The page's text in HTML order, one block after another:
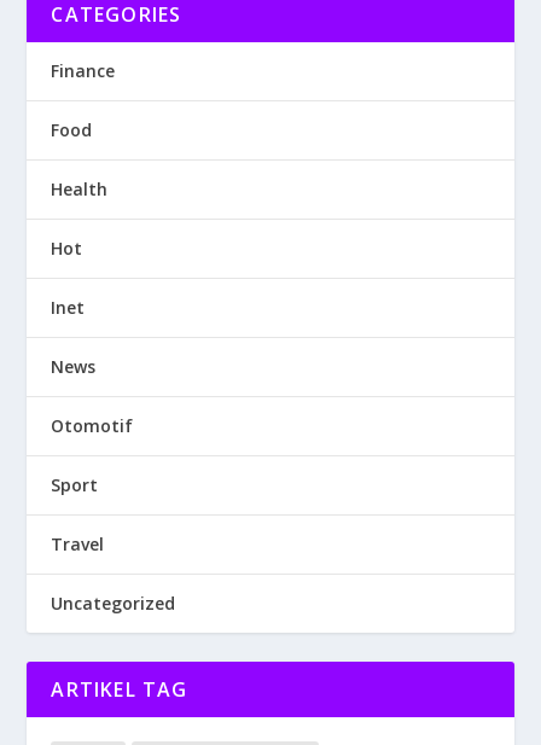
CATEGORIES
Finance
Food
Health
Hot
Inet
News
Otomotif
Sport
Travel
Uncategorized
ARTIKEL TAG